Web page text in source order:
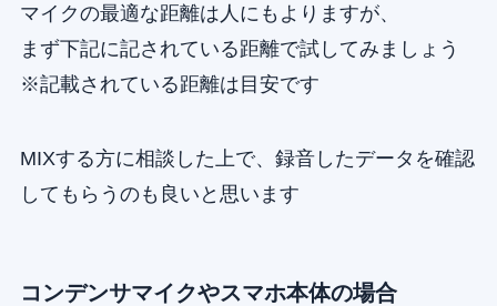
マイクの最適な距離は人にもよりますが、
まず下記に記されている距離で試してみましょう
※記載されている距離は目安です
MIXする方に相談した上で、録音したデータを確認
してもらうのも良いと思います
コンデンサマイクやスマホ本体の場合